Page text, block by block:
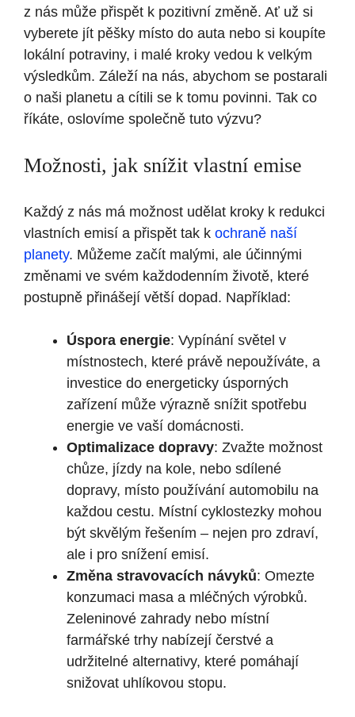
z nás může přispět k pozitivní změně. Ať už si
vyberete jít pěšky místo do auta nebo si koupíte
lokální potraviny, i malé kroky vedou k velkým
výsledkům. Záleží na nás, abychom se postarali
o naši planetu a cítili se k tomu povinni. Tak co
říkáte, oslovíme společně tuto výzvu?
Možnosti, jak snížit vlastní emise
Každý z nás má možnost udělat kroky k redukci
vlastních emisí a přispět tak k ochraně naší
planety. Můžeme začít malými, ale účinnými
změnami ve svém každodenním životě, které
postupně přinášejí větší dopad. Například:
Úspora energie: Vypínání světel v
místnostech, které právě nepoužíváte, a
investice do energeticky úsporných
zařízení může výrazně snížit spotřebu
energie ve vaší domácnosti.
Optimalizace dopravy: Zvažte možnost
chůze, jízdy na kole, nebo sdílené
dopravy, místo používání automobilu na
každou cestu. Místní cyklostezky mohou
být skvělým řešením – nejen pro zdraví,
ale i pro snížení emisí.
Změna stravovacích návyků: Omezte
konzumaci masa a mléčných výrobků.
Zeleninové zahrady nebo místní
farmářské trhy nabízejí čerstvé a
udržitelné alternativy, které pomáhají
snižovat uhlíkovou stopu.